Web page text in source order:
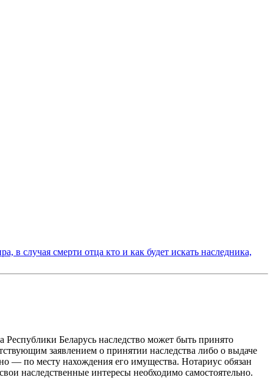
случая смерти отца кто и как будет искать наследника,
Республики Беларусь наследство может быть принято
заявлением о принятии наследства либо о выдаче
— по месту нахождения его имущества. Нотариус обязан
наследственные интересы необходимо самостоятельно.